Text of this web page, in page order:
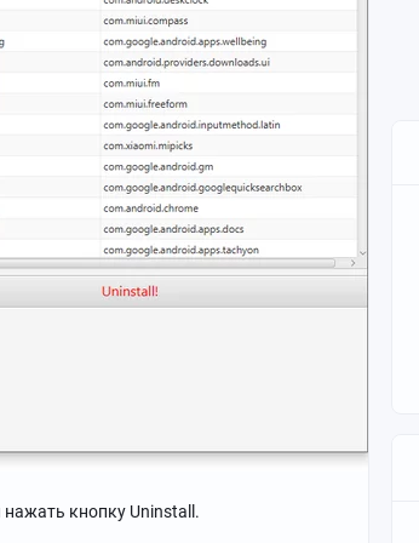
кнопку Uninstall.